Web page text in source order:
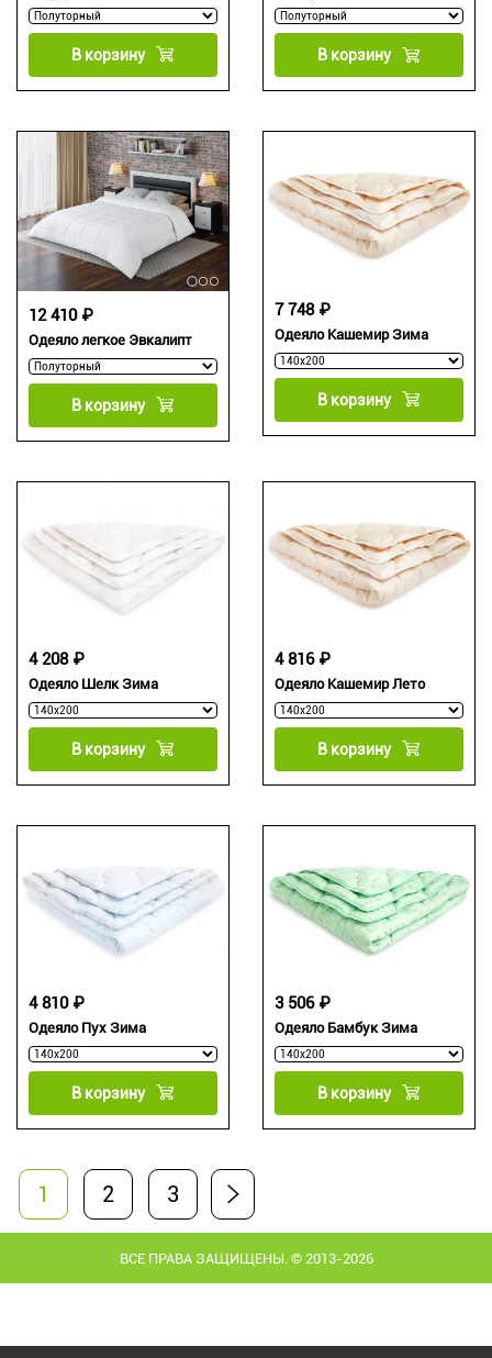
В корзину В корзину
Одеяло легкое Эвкалипт
12 410 ₽
В корзину
Одеяло Кашемир Зима
7 748 ₽
В корзину
Одеяло Шелк Зима
4 208 ₽
В корзину
Одеяло Кашемир Лето
4 816 ₽
В корзину
Одеяло Пух Зима
4 810 ₽
В корзину
Одеяло Бамбук Зима
3 506 ₽
В корзину
1 2 3
ВСЕ ПРАВА ЗАЩИЩЕНЫ. © 2013-2026